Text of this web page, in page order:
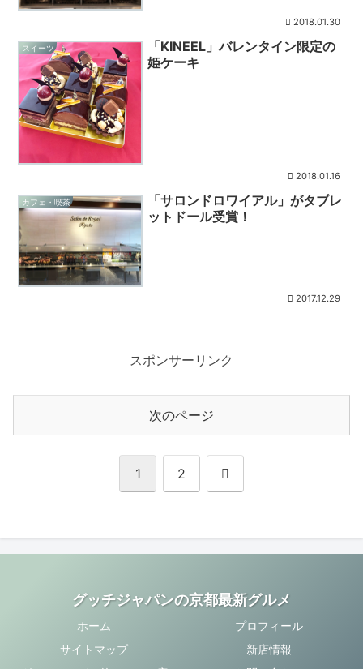
2018.01.30
スイーツ
「KINEEL」バレンタイン限定の
姫ケーキ
2018.01.16
カフェ・喫茶
「サロンドロワイアル」がタブレ
ットドール受賞！
2017.12.29
スポンサーリンク
次のページ
1 2 次
グッチジャパンの京都最新グルメ
ホーム
プロフィール
サイトマップ
新店情報